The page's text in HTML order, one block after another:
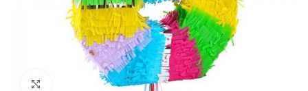
Click to enlarge